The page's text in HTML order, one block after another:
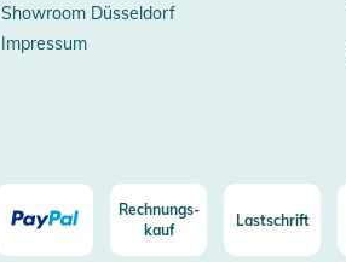
Showroom Düsseldorf
Impressum
Rechnungs-
kauf
Lastschrift